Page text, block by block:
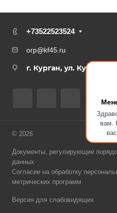
вам.
+73522523524
orp@kf45.ru
г. Курган, ул.
© 2026
Документы, регулирующие
данных
Согласие на обработку
метрических программ
Версия для слабовидящих